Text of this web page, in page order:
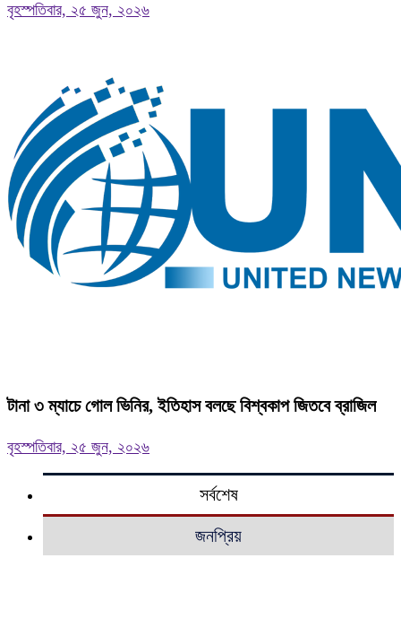
বৃহস্পতিবার, ২৫ জুন, ২০২৬
টানা ৩ ম্যাচে গোল ভিনির, ইতিহাস বলছে বিশ্বকাপ জিতবে ব্রাজিল
বৃহস্পতিবার, ২৫ জুন, ২০২৬
সর্বশেষ
জনপ্রিয়